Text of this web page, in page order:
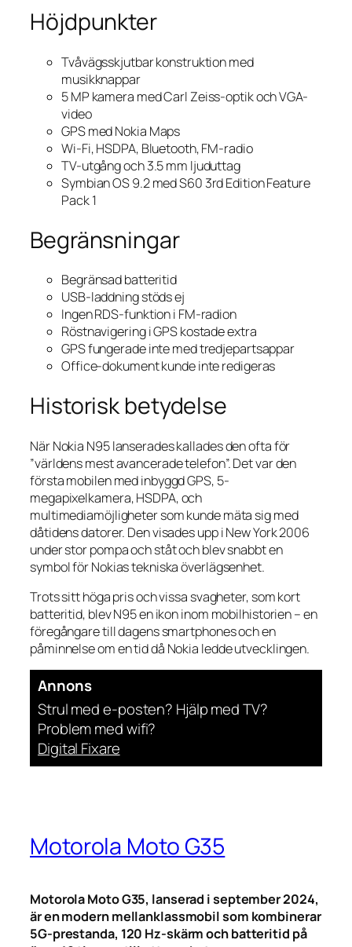
Höjdpunkter
Tvåvägsskjutbar konstruktion med
musikknappar
5 MP kamera med Carl Zeiss-optik och VGA-
video
GPS med Nokia Maps
Wi-Fi, HSDPA, Bluetooth, FM-radio
TV-utgång och 3.5 mm ljuduttag
Symbian OS 9.2 med S60 3rd Edition Feature
Pack 1
Begränsningar
Begränsad batteritid
USB-laddning stöds ej
Ingen RDS-funktion i FM-radion
Röstnavigering i GPS kostade extra
GPS fungerade inte med tredjepartsappar
Office-dokument kunde inte redigeras
Historisk betydelse
När Nokia N95 lanserades kallades den ofta för
”världens mest avancerade telefon”. Det var den
första mobilen med inbyggd GPS, 5-
megapixelkamera, HSDPA, och
multimediamöjligheter som kunde mäta sig med
dåtidens datorer. Den visades upp i New York 2006
under stor pompa och ståt och blev snabbt en
symbol för Nokias tekniska överlägsenhet.
Trots sitt höga pris och vissa svagheter, som kort
batteritid, blev N95 en ikon inom mobilhistorien – en
föregångare till dagens smartphones och en
påminnelse om en tid då Nokia ledde utvecklingen.
Annons
Strul med e-posten? Hjälp med TV?
Problem med wifi?
Digital Fixare
Motorola Moto G35
Motorola Moto G35, lanserad i september 2024,
är en modern mellanklassmobil som kombinerar
5G-prestanda, 120 Hz-skärm och batteritid på